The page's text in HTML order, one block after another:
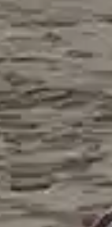
Contatti
Assistenza
Ecommerce
Negozio di